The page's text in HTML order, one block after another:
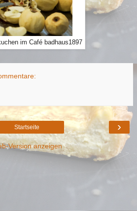
im Café badhaus1897
›
Startseite
Version anzeigen